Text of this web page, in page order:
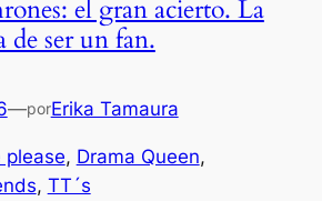
el gran acierto. La
de ser un fan.
—porErika Tamaura
please, Drama Queen
, TT´s